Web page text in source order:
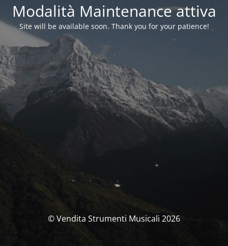
Modalità Maintenance attiva
Site will be available soon. Thank you for your patience!
© Vendita Strumenti Musicali 2026